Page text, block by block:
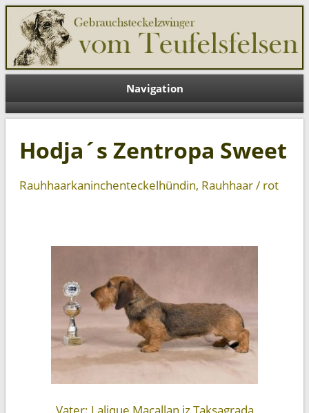
Teufelsfelsen DE
Navigation
Hodja´s Zentropa Sweet
Rauhhaarkaninchenteckelhündin, Rauhhaar / rot